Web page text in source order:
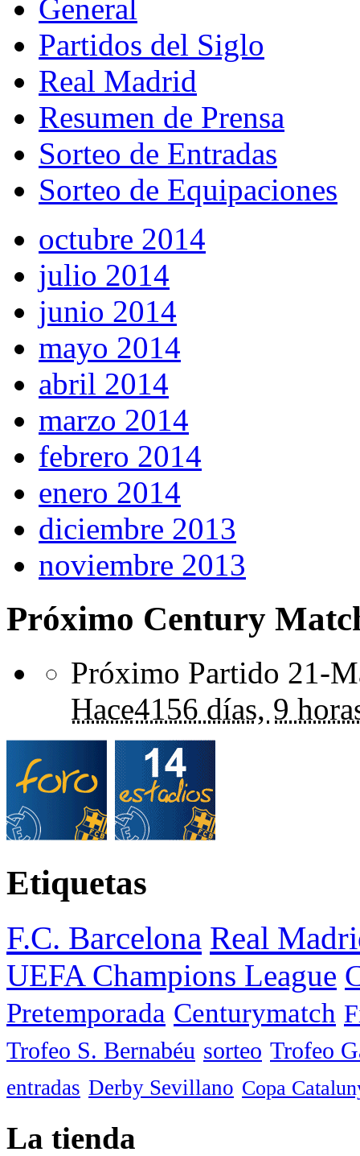
General
Partidos del Siglo
Real Madrid
Resumen de Prensa
Sorteo de Entradas
Sorteo de Equipaciones
octubre 2014
julio 2014
junio 2014
mayo 2014
abril 2014
marzo 2014
febrero 2014
enero 2014
diciembre 2013
noviembre 2013
Próximo Century
Próximo Partido 21-
Hace4156 días, 9
Etiquetas
F.C. Barcelona Real
UEFA Champions League
Pretemporada Centurymatch
Trofeo S. Bernabéu sorteo Trofeo
entradas Derby Sevillano Copa
La tienda